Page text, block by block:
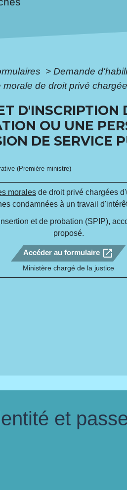
> Demande
de droit privé
D'INSCRIPTION
OU UNE
DE SERVICE
(Première ministre)
moralesde droit privé chargées
condamnées à un travail
et de probation (SPIP),
proposé.
Accéder au formulaire open_in_new
Ministère chargé de la justice
et